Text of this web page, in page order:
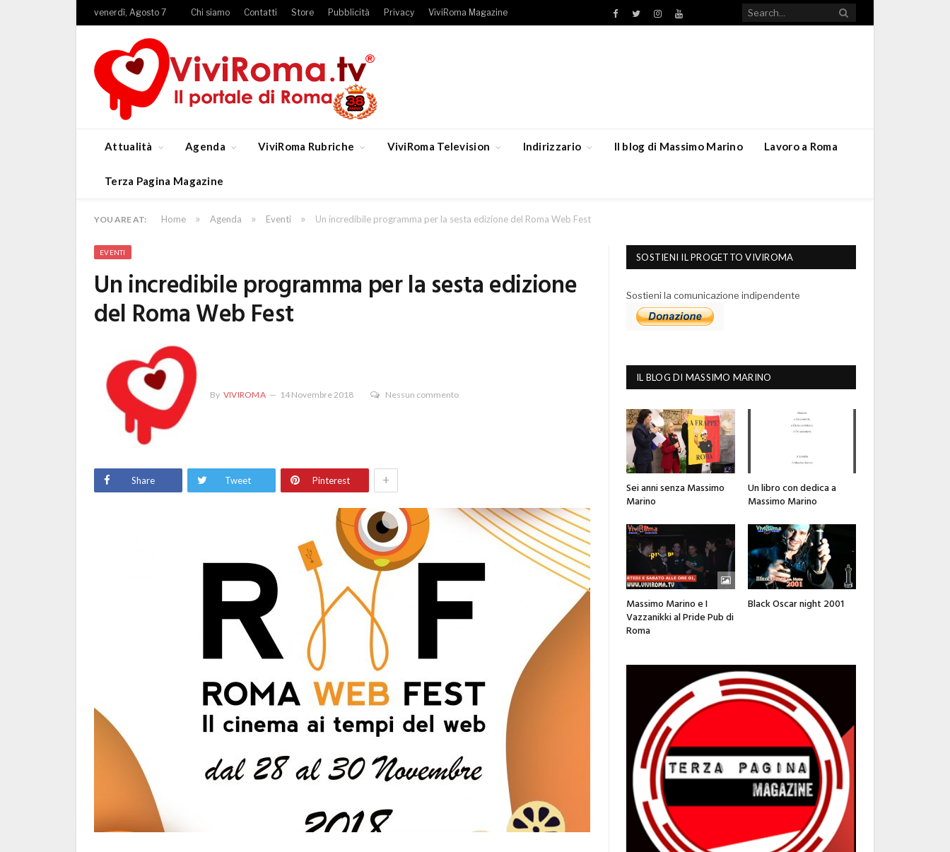
venerdì, Agosto 7 Chi siamo Contatti Store Pubblicità Privacy ViviRoma Magazine Facebook
TwitterInstagramYouTube
Attualità Agenda ViviRoma Rubriche ViviRoma Television Indirizzario Il blog di Massimo Marino Lavoro a Roma
Terza Pagina Magazine
YOU ARE AT: Home » Agenda » Eventi » Un incredibile programma per la sesta edizione del Roma Web Fest
EVENTI
Un incredibile programma per la sesta edizione
del Roma Web Fest
By VIVIROMA 14 Novembre 2018 Nessun commento
Share Tweet Pinterest +
SOSTIENI IL PROGETTO VIVIROMA
Sostieni la comunicazione indipendente
IL BLOG DI MASSIMO MARINO
Sei anni senza Massimo
Marino
Un libro con dedica a
Massimo Marino
Massimo Marino e I
Vazzanikki al Pride Pub di
Roma
Black Oscar night 2001